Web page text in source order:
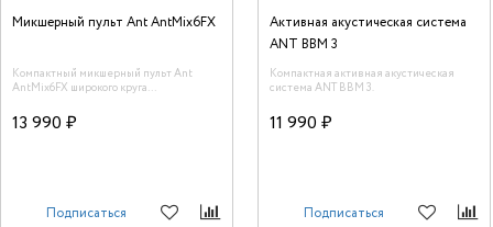
Микшерный пульт Ant AntMix6FX
Компактный микшерный пульт Ant
AntMix6FX широкого круга
13 990 ₽
Подписаться
Активная акустическая система
ANT BBM 3
Компактная активная акустическая
система ANT BBM 3.
11 990 ₽
Подписаться